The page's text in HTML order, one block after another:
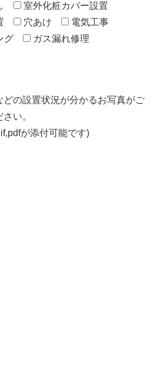
室外化粧カバー設置
穴あけ
電気工事
グ
ガス漏れ修理
の設置状況が分かるお写真がご
い。
が添付可能です)